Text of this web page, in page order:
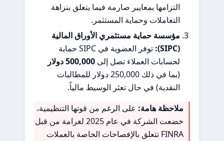
التزامها بمعايير صارمة فيما يتعلق بنزاهة
التعاملات وحماية المستثمر.
مؤسسة حماية مستثمري الأوراق المالية
(SIPC):
توفر العضوية في SIPC حماية
لحسابات العملاء تصل إلى500,000 دولار
(بما في ذلك 250,000 دولار للمطالبات
النقدية) في حال تعثر الوسيط مالياً.
ملاحظة هامة: على الرغم من قوتها التنظيمية،
خضعت الشركة في عام 2025 لغرامة من قبل
FINRA تتعلق بالإفصاحات الخاصة بالعملات